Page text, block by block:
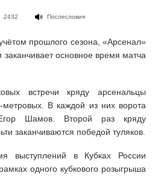
2432 Послесловия
прошлого сезона, «Арсенал»
заканчивает основное время матча
встречи кряду арсенальцы
метровых. В каждой из них ворота
Шамов. Второй раз кряду
заканчиваются победой туляков.
выступлений в Кубках России
одного кубкового розыгрыша